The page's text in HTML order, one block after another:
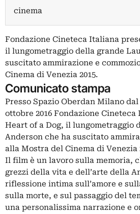
cinema
Fondazione Cineteca Italiana
il lungometraggio della grande
suscitato ammirazione e
Cinema di Venezia 2015.
Comunicato stampa
Presso Spazio Oberdan Milano
ottobre 2016 Fondazione
Heart of a Dog, il lungometraggio
Anderson che ha suscitato
alla Mostra del Cinema di Venezia
Il film è un lavoro sulla memoria,
grezzi della vita e dell’arte della
riflessione intima sull’amore e
sulla morte, e sul passaggio del
una personalissima narrazione e